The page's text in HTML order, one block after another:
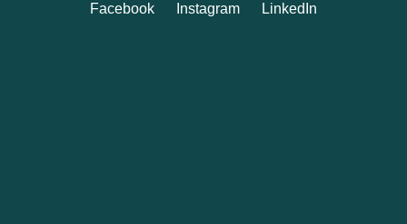
Facebook Instagram LinkedIn